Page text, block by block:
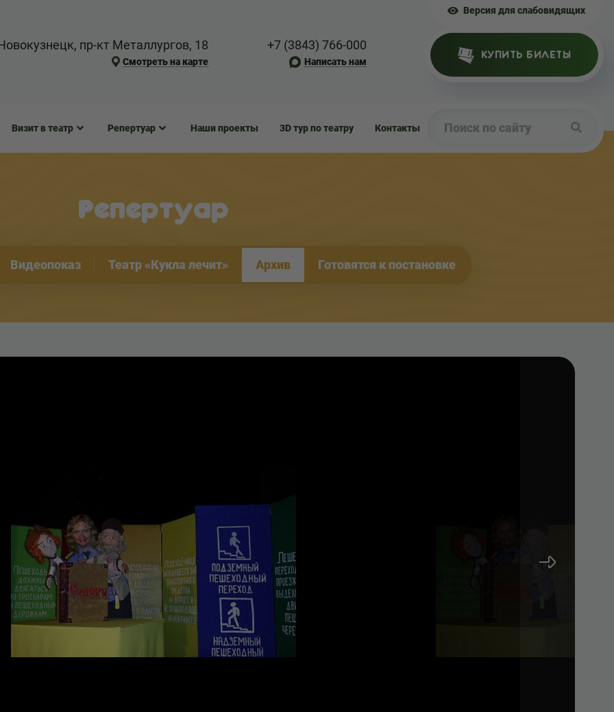
Версия для слабовидящих
пр-кт Металлургов, 18
Смотреть на карте
+7 (3843) 766-000
Написать нам
КУПИТЬ БИЛЕТЫ
Визит в театр Репертуар Наши проекты 3D тур по театру Контакты
Репертуар
Видеопоказ Театр «Кукла лечит» Архив Готовятся к постановке